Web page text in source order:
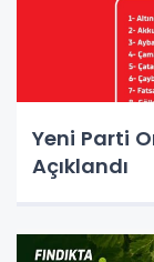
Yeni Parti
Açıklandı